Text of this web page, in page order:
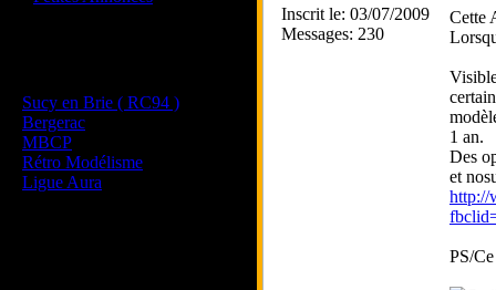
Sucy en Brie ( RC94 )
Bergerac
MBCP
Rétro Modélisme
Ligue Aura
Inscrit le: 03/07/2009
Messages: 230
Cette
1 an.
Des
et
http://
PS/